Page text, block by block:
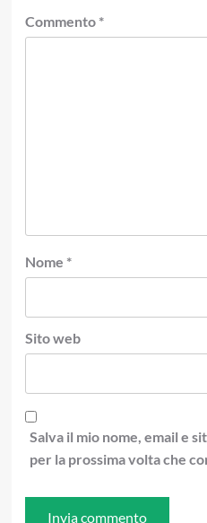
Commento *
Nome *
Sito web
Salva il mio nome, email e
per la prossima volta che